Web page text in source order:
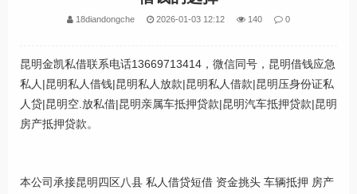
18diandongche 2026-01-03 12:12 140 0
昆明金凯私借联系电话13669713414，微信同号，昆明借钱应急
私人|昆明私人借钱|昆明私人放款|昆明私人借款|昆明压身份证私
人贷|昆明空.放私借|昆明亲属车抵押贷款|昆明汽车抵押贷款|昆明
房产抵押贷款。
本公司承接昆明四区八县 私人借贷短借 资金挑头 车辆抵押 房产